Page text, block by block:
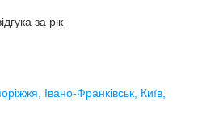
за рік
Івано-Франківськ, Київ,